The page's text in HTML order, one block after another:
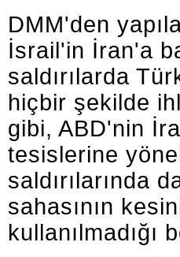
DMM'den
İsrail'in İran'a
saldırılarda
hiçbir şekilde
gibi, ABD'nin
tesislerine
saldırılarında
sahasının
kullanılmadığı